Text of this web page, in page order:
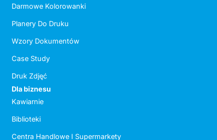
Darmowe Kolorowanki
Planery Do Druku
Wzory Dokumentów
Case Study
Druk Zdjęć
Dla biznesu
Kawiarnie
Biblioteki
Centra Handlowe I Supermarkety